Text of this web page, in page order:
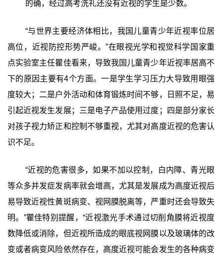
的确，经过高考洗礼还没有近视的学生是少数。
“与世界主要经济体相比，我国儿童青少年近视率位居
高位，近视防控形势严峻。”在眼视光学和视觉科学国家重
点实验室主任瞿佳看来，导致我国儿童青少年近视率居高不
下的原因主要有4个方面。一是学生学习压力大导致用眼强
度较大；二是户外活动和体育锻炼时间不够，日照不足，易
引起近视发生发展；三是电子产品使用过度；四是部分家长
对孩子视力矫正和控制不够重视，尤其对高度近视的危害认
识不足。
“近视的危害很多，如果不加以控制，白内障、青光眼
等众多并发症发病率就会增高，尤其是发展成为高度近视后
易导致近视性黄斑病变、视网膜脱离等，严重时还会导致失
明。”瞿佳特别提醒，“近视激光手术通过切削角膜将近视度
数降低或消除，但近视所造成的眼底视网膜以及玻璃体的改
变或者病变风险依然存在，高度近视可能会发生的各种病变